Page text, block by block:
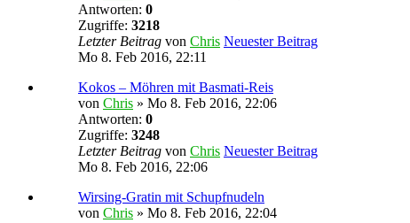
Antworten: 0
Zugriffe: 3218
Letzter Beitrag von Chris Neuester Beitrag
Mo 8. Feb 2016, 22:11
Kokos – Möhren mit Basmati-Reis
von Chris » Mo 8. Feb 2016, 22:06
Antworten: 0
Zugriffe: 3248
Letzter Beitrag von Chris Neuester Beitrag
Mo 8. Feb 2016, 22:06
Wirsing-Gratin mit Schupfnudeln
von Chris » Mo 8. Feb 2016, 22:04